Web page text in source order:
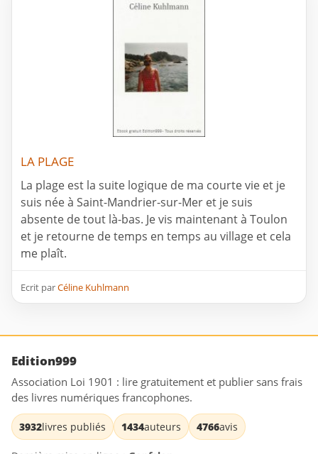
LA PLAGE
La plage est la suite logique de ma courte vie et je
suis née à Saint-Mandrier-sur-Mer et je suis
absente de tout là-bas. Je vis maintenant à Toulon
et je retourne de temps en temps au village et cela
me plaît.
Ecrit parCéline Kuhlmann
Edition999
Association Loi 1901 : lire gratuitement et publier sans frais
des livres numériques francophones.
3932livres publiés 1434auteurs 4766avis